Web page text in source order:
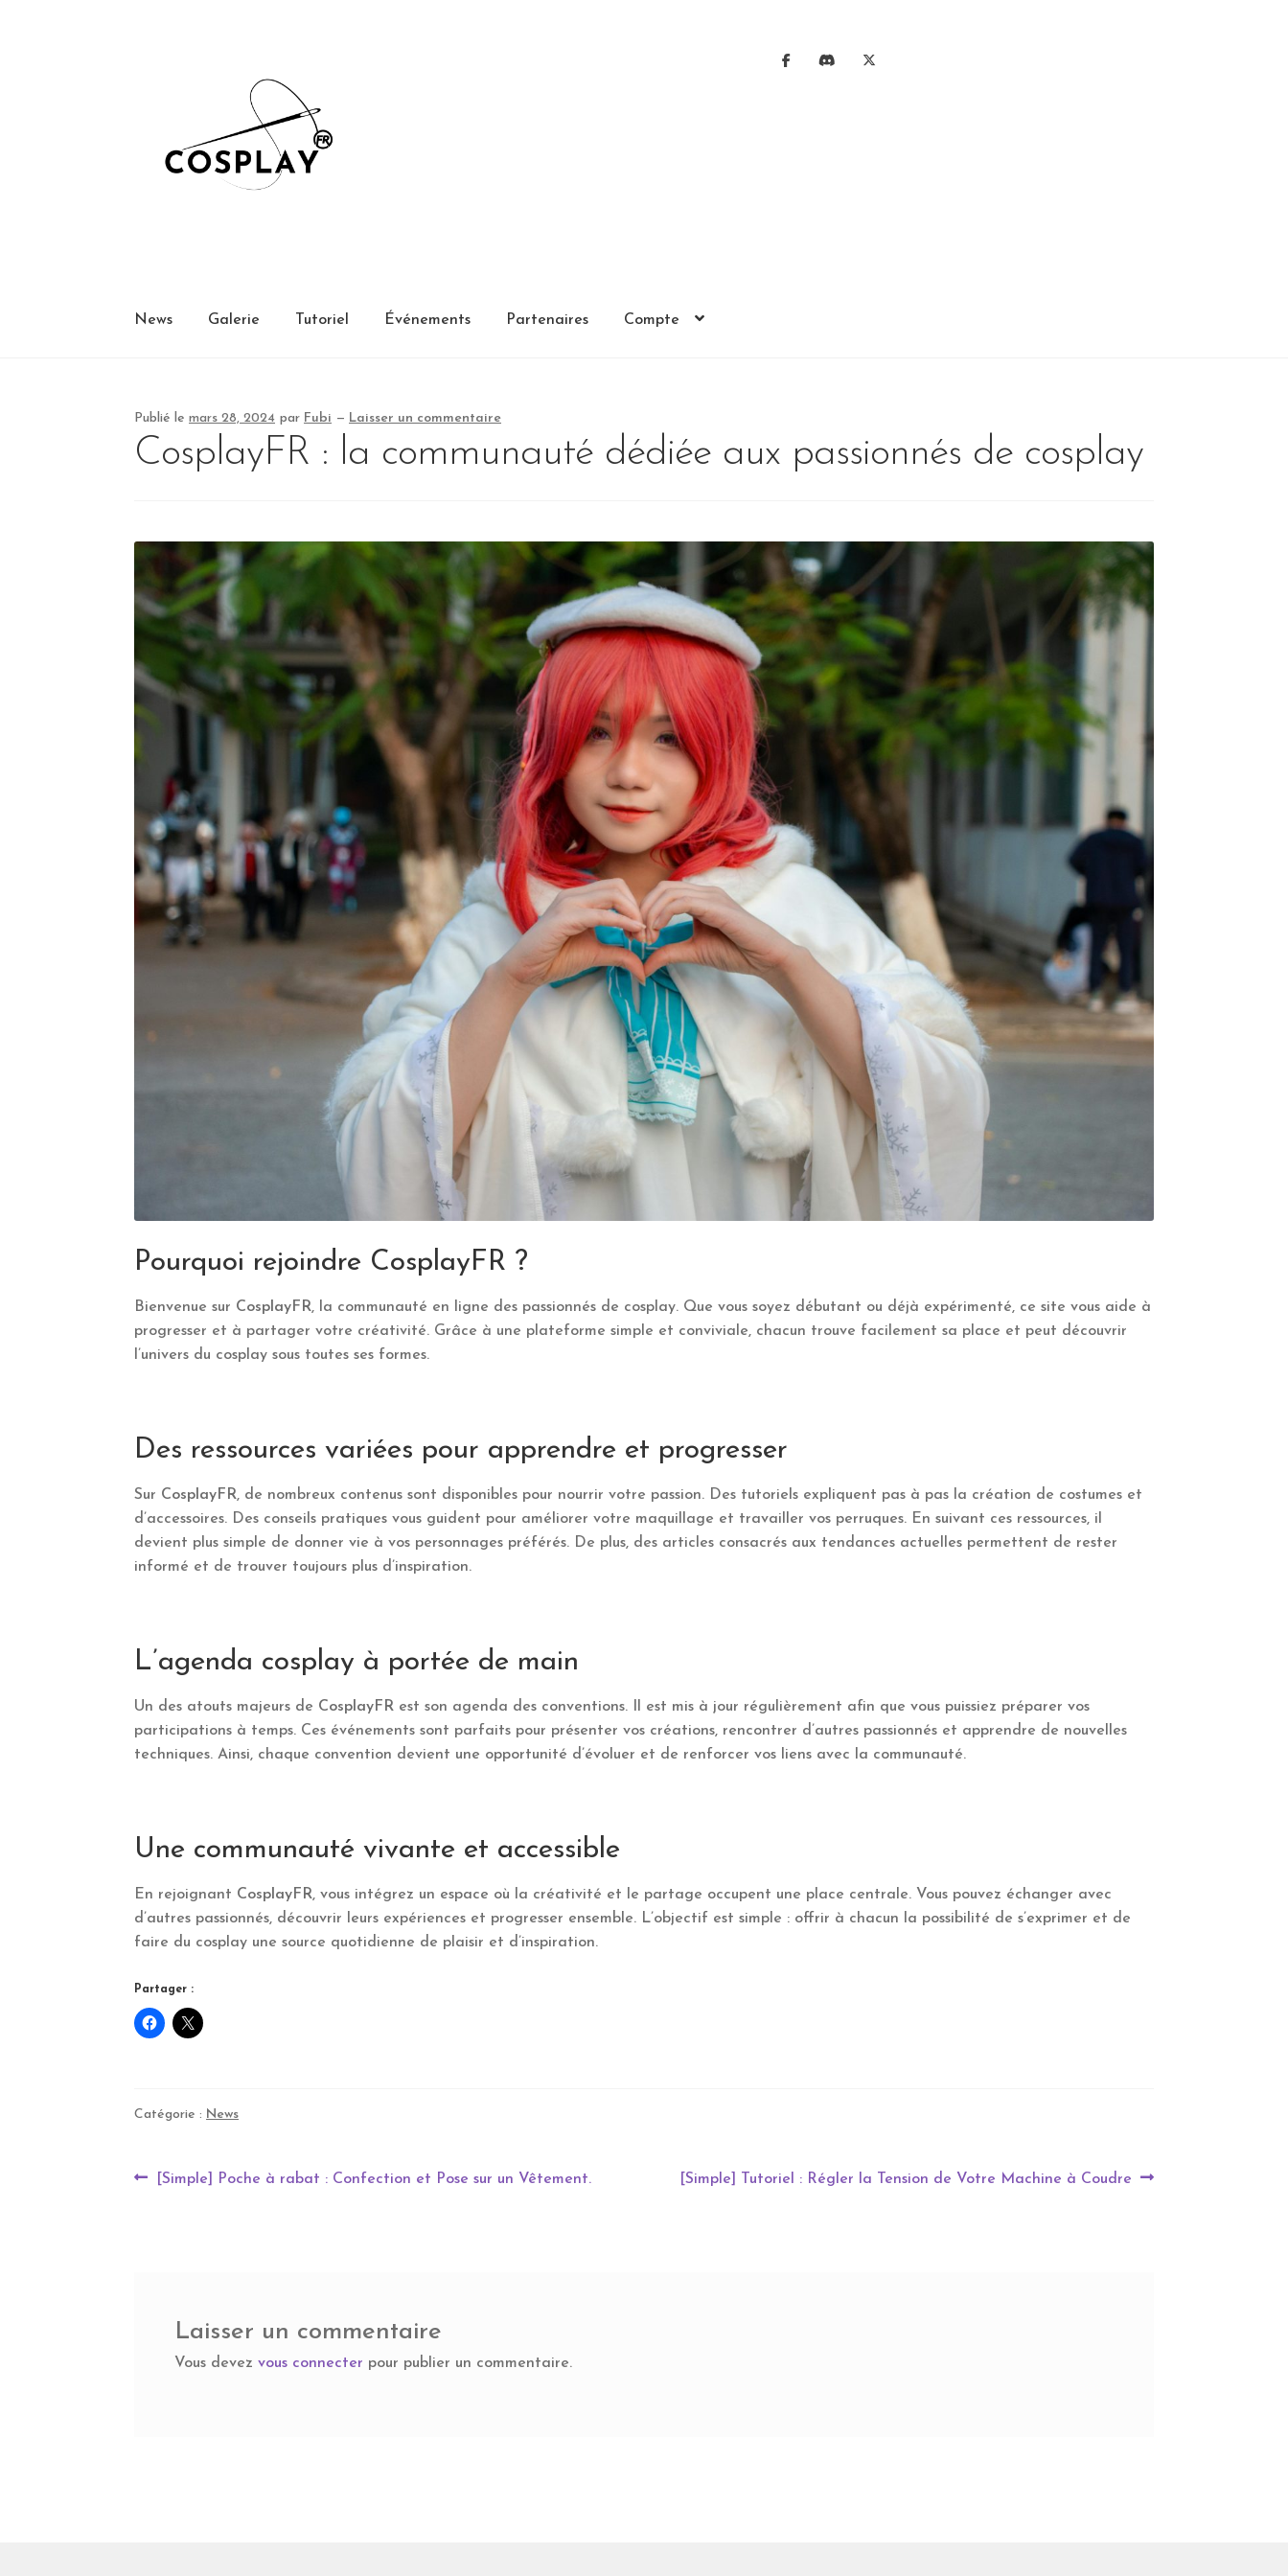
News Galerie Tutoriel Événements Partenaires Compte
Publié lemars 28, 2024 par Fubi — Laisser un commentaire
CosplayFR : la communauté dédiée aux passionnés de cosplay
Pourquoi rejoindre CosplayFR ?
Bienvenue sur CosplayFR, la communauté en ligne des passionnés de cosplay. Que vous soyez débutant ou déjà expérimenté, ce site vous aide à
progresser et à partager votre créativité. Grâce à une plateforme simple et conviviale, chacun trouve facilement sa place et peut découvrir
l’univers du cosplay sous toutes ses formes.
Des ressources variées pour apprendre et progresser
Sur CosplayFR, de nombreux contenus sont disponibles pour nourrir votre passion. Des tutoriels expliquent pas à pas la création de costumes et
d’accessoires. Des conseils pratiques vous guident pour améliorer votre maquillage et travailler vos perruques. En suivant ces ressources, il
devient plus simple de donner vie à vos personnages préférés. De plus, des articles consacrés aux tendances actuelles permettent de rester
informé et de trouver toujours plus d’inspiration.
L’agenda cosplay à portée de main
Un des atouts majeurs de CosplayFR est son agenda des conventions. Il est mis à jour régulièrement afin que vous puissiez préparer vos
participations à temps. Ces événements sont parfaits pour présenter vos créations, rencontrer d’autres passionnés et apprendre de nouvelles
techniques. Ainsi, chaque convention devient une opportunité d’évoluer et de renforcer vos liens avec la communauté.
Une communauté vivante et accessible
En rejoignant CosplayFR, vous intégrez un espace où la créativité et le partage occupent une place centrale. Vous pouvez échanger avec
d’autres passionnés, découvrir leurs expériences et progresser ensemble. L’objectif est simple : offrir à chacun la possibilité de s’exprimer et de
faire du cosplay une source quotidienne de plaisir et d’inspiration.
Partager :
Catégorie : News
Navigation
Article
[Simple] Poche à rabat : Confection et Pose sur un Vêtement.
Article
[Simple] Tutoriel : Régler la Tension de Votre Machine à Coudre
Laisser un commentaire
Vous devez vous connecter pour publier un commentaire.